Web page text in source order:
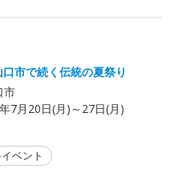
市で続く伝統の夏祭り
市
7月20日(月)～27日(月)
ベント